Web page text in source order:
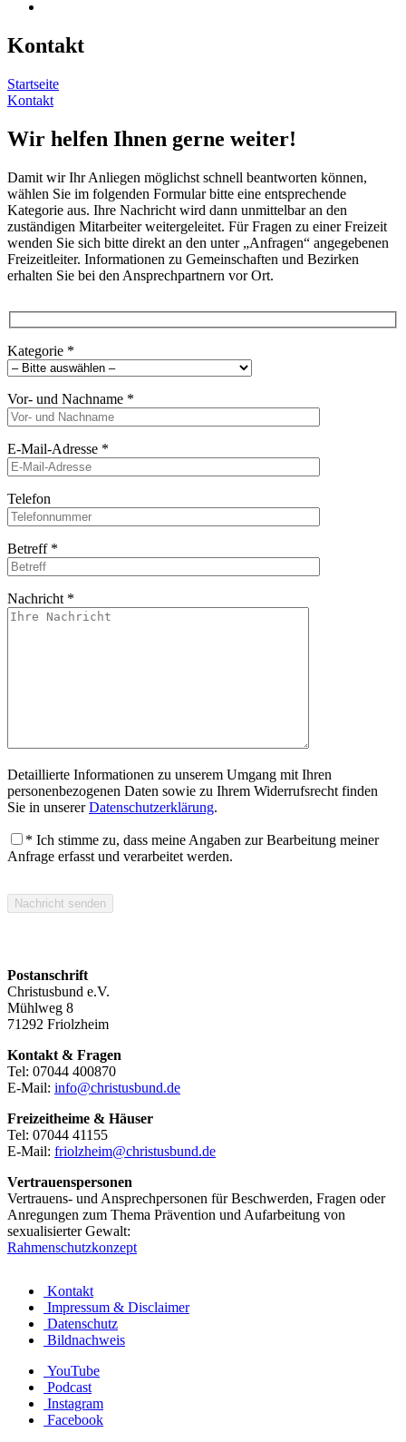
Kontakt
Startseite
Kontakt
Wir helfen Ihnen gerne weiter!
Damit wir Ihr Anliegen möglichst schnell beantworten können,
wählen Sie im folgenden Formular bitte eine entsprechende
Kategorie aus. Ihre Nachricht wird dann unmittelbar an den
zuständigen Mitarbeiter weitergeleitet. Für Fragen zu einer Freizeit
wenden Sie sich bitte direkt an den unter „Anfragen“ angegebenen
Freizeitleiter. Informationen zu Gemeinschaften und Bezirken
erhalten Sie bei den Ansprechpartnern vor Ort.
Kategorie *
Vor- und Nachname *
E-Mail-Adresse *
Telefon
Betreff *
Nachricht *
Detaillierte Informationen zu unserem Umgang mit Ihren
personenbezogenen Daten sowie zu Ihrem Widerrufsrecht finden
Sie in unsererDatenschutzerklärung.
* Ich stimme zu, dass meine Angaben zur Bearbeitung meiner
Anfrage erfasst und verarbeitet werden.
Postanschrift
Christusbund e.V.
Mühlweg 8
71292 Friolzheim
Kontakt & Fragen
Tel: 07044 400870
E-Mail: info@christusbund.de
Freizeitheime & Häuser
Tel: 07044 41155
E-Mail: friolzheim@christusbund.de
Vertrauenspersonen
Vertrauens- und Ansprechpersonen für Beschwerden, Fragen oder
Anregungen zum Thema Prävention und Aufarbeitung von
sexualisierter Gewalt:
Rahmenschutzkonzept
Kontakt
Impressum & Disclaimer
Datenschutz
Bildnachweis
YouTube
Podcast
Instagram
Facebook